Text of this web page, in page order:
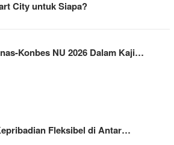
City untuk Siapa?
Konbes NU 2026 Dalam Kaji…
Fleksibel di Antar…